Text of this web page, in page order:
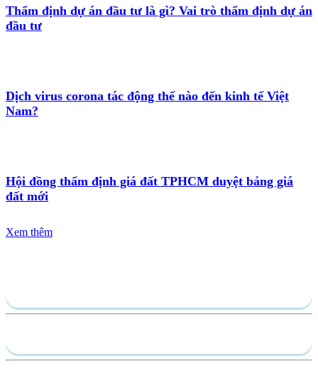
Thẩm định dự án đầu tư là gì? Vai trò thẩm định dự án
đầu tư
Dịch virus corona tác động thế nào đến kinh tế Việt
Nam?
Hội đồng thẩm định giá đất TPHCM duyệt bảng giá
đất mới
Xem thêm